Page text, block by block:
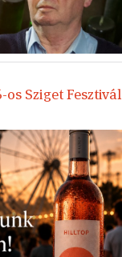
Sziget Fesztivál